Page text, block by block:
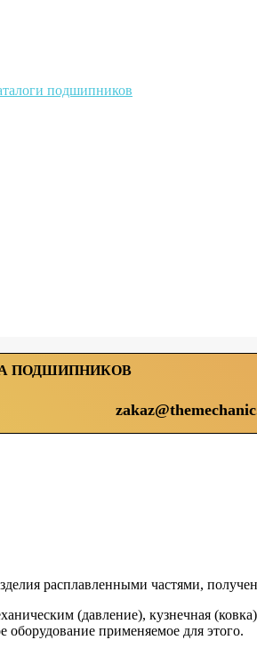
подшипников
ПОДШИПНИКОВ
расплавленными частями,
(давление), кузнечная
оборудование применяемое для этого.